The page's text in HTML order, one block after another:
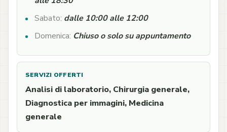
Sabato: dalle 10:00 alle 12:00
Domenica: Chiuso o solo su appuntamento
SERVIZI OFFERTI
Analisi di laboratorio, Chirurgia generale,
Diagnostica per immagini, Medicina
generale